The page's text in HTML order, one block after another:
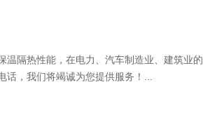
温隔热性能，在电力、汽车制造业、建筑业的
，我们将竭诚为您提供服务！...